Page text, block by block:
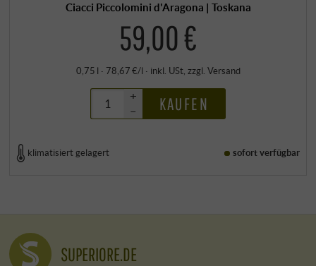
Ciacci Piccolomini d'Aragona | Toskana
59,00 €
0,75 l · 78,67 €/l · inkl. USt, zzgl. Versand
+
–
KAUFEN
klimatisiert gelagert sofort verfügbar
SUPERIORE.DE